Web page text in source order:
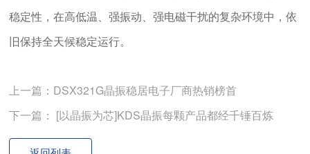
稳定性，在高低温、强振动、强电磁干扰的复杂环境中，依
旧保持全天候稳定运行。
上一篇：DSX321G晶振稳居电子厂商热销榜首
下一篇： [以晶振为芯]KDS晶振每颗产品都经千锤百炼